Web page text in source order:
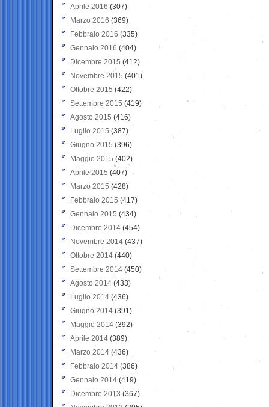
Aprile 2016 (307)
Marzo 2016 (369)
Febbraio 2016 (335)
Gennaio 2016 (404)
Dicembre 2015 (412)
Novembre 2015 (401)
Ottobre 2015 (422)
Settembre 2015 (419)
Agosto 2015 (416)
Luglio 2015 (387)
Giugno 2015 (396)
Maggio 2015 (402)
Aprile 2015 (407)
Marzo 2015 (428)
Febbraio 2015 (417)
Gennaio 2015 (434)
Dicembre 2014 (454)
Novembre 2014 (437)
Ottobre 2014 (440)
Settembre 2014 (450)
Agosto 2014 (433)
Luglio 2014 (436)
Giugno 2014 (391)
Maggio 2014 (392)
Aprile 2014 (389)
Marzo 2014 (436)
Febbraio 2014 (386)
Gennaio 2014 (419)
Dicembre 2013 (367)